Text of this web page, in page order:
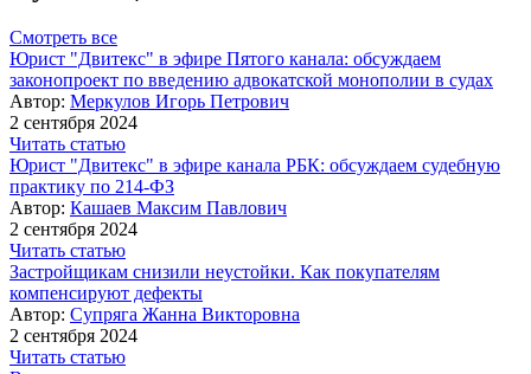
Смотреть все
Юрист "Двитекс" в эфире Пятого канала: обсуждаем
законопроект по введению адвокатской монополии в судах
Автор: Меркулов Игорь Петрович
2 сентября 2024
Читать статью
Юрист "Двитекс" в эфире канала РБК: обсуждаем судебную
практику по 214-ФЗ
Автор: Кашаев Максим Павлович
2 сентября 2024
Читать статью
Застройщикам снизили неустойки. Как покупателям
компенсируют дефекты
Автор: Супряга Жанна Викторовна
2 сентября 2024
Читать статью